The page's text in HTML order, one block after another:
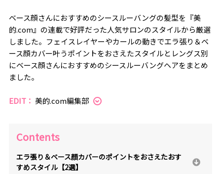
ベース顔さんにおすすめのシースルーバングの髪型を『美
的.com』の連載で好評だった人気サロンのスタイルから厳選
しました。フェイスレイヤーやカールの動きでエラ張り＆ベ
ース顔カバー叶うポイントをおさえたスタイルとレングス別
にベース顔さんにおすすめのシースルーバングヘアをまとめ
ました。
EDIT： 美的.com編集部
Contents
エラ張り＆ベース顔カバーのポイントをおさえたおす
すめスタイル【2選】